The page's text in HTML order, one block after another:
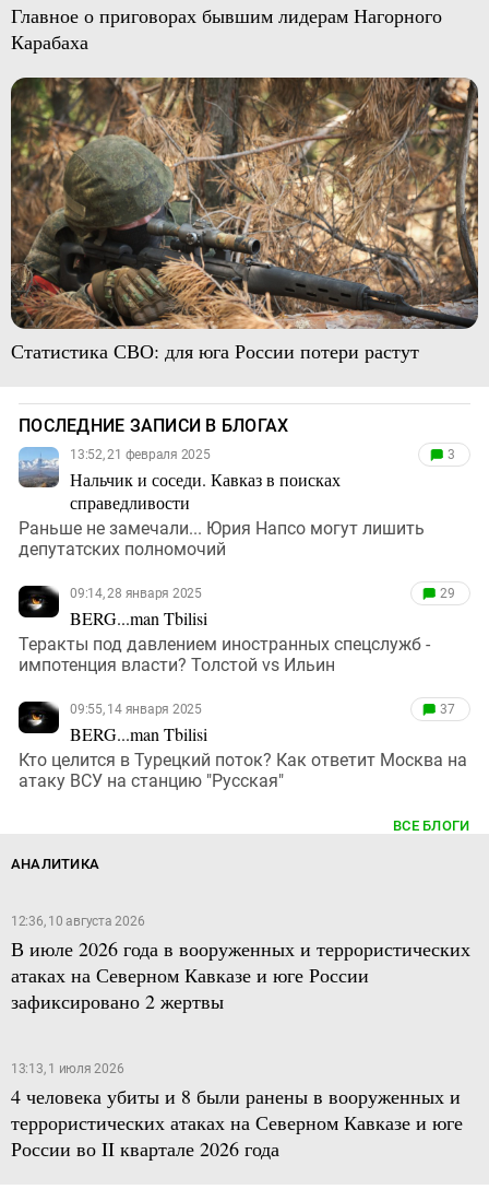
Главное о приговорах бывшим лидерам Нагорного
Карабаха
Статистика СВО: для юга России потери растут
ПОСЛЕДНИЕ ЗАПИСИ В БЛОГАХ
13:52, 21 февраля 2025
Нальчик и соседи. Кавказ в поисках
справедливости
3
Раньше не замечали... Юрия Напсо могут лишить
депутатских полномочий
09:14, 28 января 2025
BERG...man Tbilisi
29
Теракты под давлением иностранных спецслужб -
импотенция власти? Толстой vs Ильин
09:55, 14 января 2025
BERG...man Tbilisi
37
Кто целится в Турецкий поток? Как ответит Москва на
атаку ВСУ на станцию "Русская"
ВСЕ БЛОГИ
АНАЛИТИКА
12:36, 10 августа 2026
В июле 2026 года в вооруженных и террористических
атаках на Северном Кавказе и юге России
зафиксировано 2 жертвы
13:13, 1 июля 2026
4 человека убиты и 8 были ранены в вооруженных и
террористических атаках на Северном Кавказе и юге
России во II квартале 2026 года